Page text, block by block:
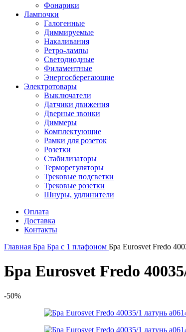
Фонарики
Лампочки
Галогенные
Диммируемые
Накаливания
Ретро-лампы
Светодиодные
Филаментные
Энергосберегающие
Электротовары
Выключатели
Датчики движения
Дверные звонки
Диммеры
Комплектующие
Рамки для розеток
Розетки
Стабилизаторы
Терморегуляторы
Трековые подсветки
Трековые розетки
Шнуры, удлинители
Оплата
Доставка
Контакты
Главная Бра Бра с 1 плафоном Бра Eurosvet Fredo
Бра Eurosvet Fredo
-50%